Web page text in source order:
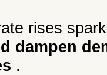
rises
dampen
.